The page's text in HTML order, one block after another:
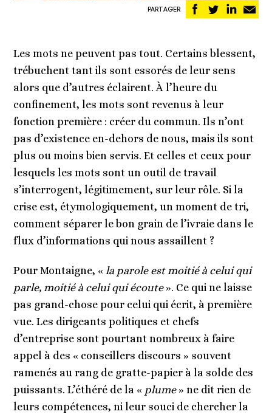
PARTAGER
Partager
sur
Partager
sur sur
Les mots ne peuvent pas tout. Certains blessent,
trébuchent tant ils sont essorés de leur sens
alors que d’autres éclairent. À l’heure du
confinement, les mots sont revenus à leur
fonction première : créer du commun. Ils n’ont
pas d’existence en-dehors de nous, mais ils sont
plus ou moins bien servis. Et celles et ceux pour
lesquels les mots sont un outil de travail
s’interrogent, légitimement, sur leur rôle. Si la
crise est, étymologiquement, un moment de tri,
comment séparer le bon grain de l’ivraie dans le
flux d’informations qui nous assaillent ?
Pour Montaigne, «la parole est moitié à celui qui
parle, moitié à celui qui écoute». Ce qui ne laisse
pas grand-chose pour celui qui écrit, à première
vue. Les dirigeants politiques et chefs
d’entreprise sont pourtant nombreux à faire
appel à des « conseillers discours » souvent
ramenés au rang de gratte-papier à la solde des
puissants. L’éthéré de la « plume» ne dit rien de
leurs compétences, ni leur souci de chercher la